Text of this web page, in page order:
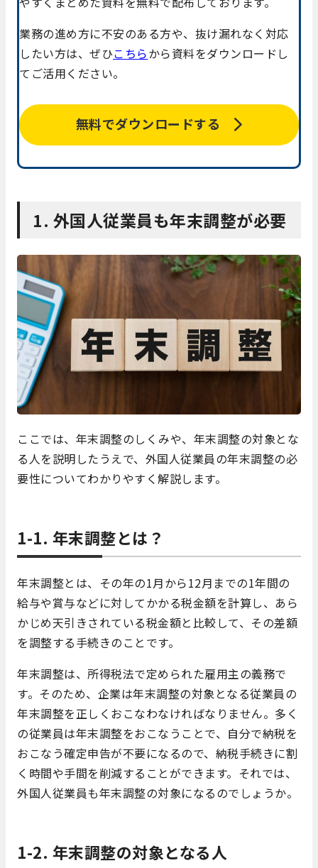
業務の進め方に不安のある方や、抜け漏れなく対応
したい方は、ぜひこちらから資料をダウンロードし
てご活用ください。
無料でダウンロードする
1. 外国人従業員も年末調整が必要
ここでは、年末調整のしくみや、年末調整の対象とな
る人を説明したうえで、外国人従業員の年末調整の必
要性についてわかりやすく解説します。
1-1. 年末調整とは？
年末調整とは、その年の1月から12月までの1年間の
給与や賞与などに対してかかる税金額を計算し、あら
かじめ天引きされている税金額と比較して、その差額
を調整する手続きのことです。
年末調整は、所得税法で定められた雇用主の義務で
す。そのため、企業は年末調整の対象となる従業員の
年末調整を正しくおこなわなければなりません。多く
の従業員は年末調整をおこなうことで、自分で納税を
おこなう確定申告が不要になるので、納税手続きに割
く時間や手間を削減することができます。それでは、
外国人従業員も年末調整の対象になるのでしょうか。
1-2. 年末調整の対象となる人